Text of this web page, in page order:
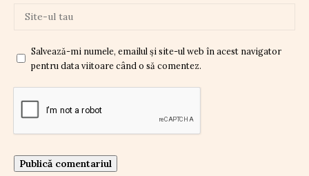
Salvează-mi numele, emailul și site-ul web în acest navigator
pentru data viitoare când o să comentez.